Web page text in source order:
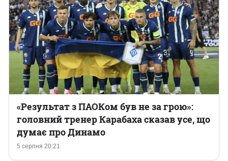
5 серпня 20:21
«Результат з ПАОКом був не за грою»:
головний тренер Карабаха сказав усе, що
думає про Динамо